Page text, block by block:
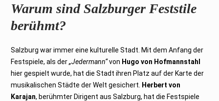
Warum sind Salzburger Feststile
berühmt?
Salzburg war immer eine kulturelle Stadt. Mit dem Anfang der
Festspiele, als der„Jedermann“von Hugo von Hofmannstahl
hier gespielt wurde, hat die Stadt ihren Platz auf der Karte der
musikalischen Städte der Welt gesichert.
Herbert von
Karajan, berühmter Dirigent aus Salzburg, hat die Festspiele